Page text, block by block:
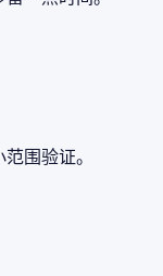
围验证。